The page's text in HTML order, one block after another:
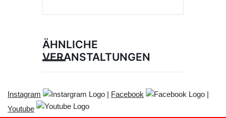
ÄHNLICHE
VERANSTALTUNGEN
Instagram | Facebook
|
Youtube